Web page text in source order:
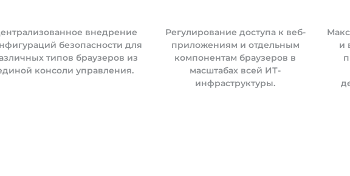
внедрение
безопасности для
типов браузеров из
консоли управления.
Регулирование доступа к веб-
приложениям и отдельным
компонентам браузеров в
масштабах всей ИТ-
инфраструктуры.
и